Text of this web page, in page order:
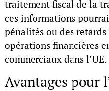
traitement fiscal de la
ces informations
pénalités ou des
opérations financières
commerciaux dans l’UE.
Avantages pour